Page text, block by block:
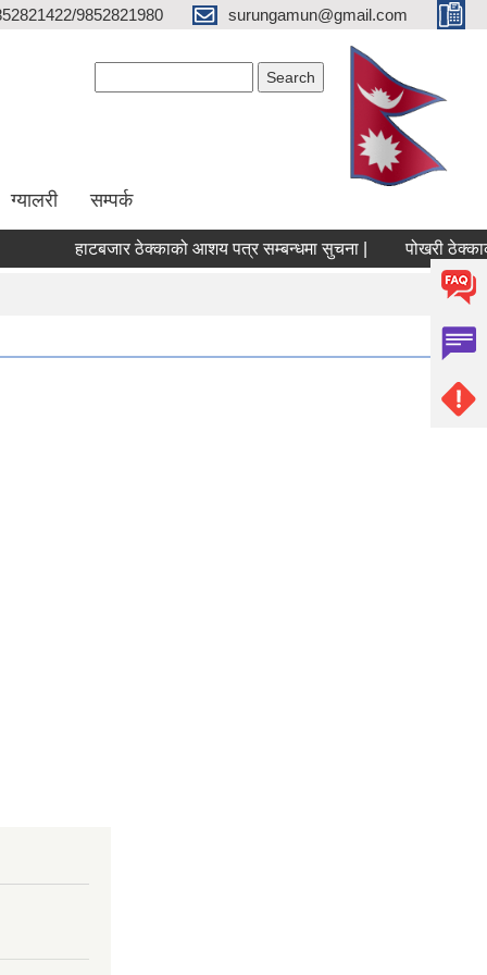
9852821980 surungamun@gmail.com
ग्यालरी सम्पर्क
हाटबजार ठेक्काको आशय पत्र सम्बन्धमा सुचना | पोखरी